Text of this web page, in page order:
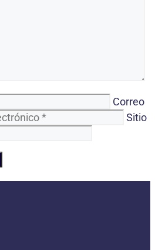
Correo
Sitio